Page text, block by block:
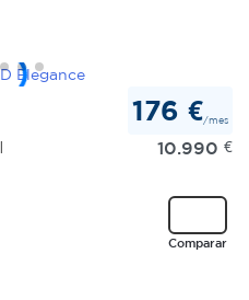
176 €/mes
10.990 €
Comparar